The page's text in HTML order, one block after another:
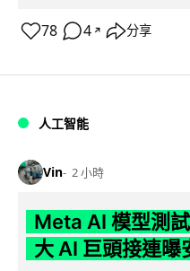
78 4 ↗ 分享
人工智能
Vin 2 小時
Meta AI 模型測
大 AI 巨頭接連曝